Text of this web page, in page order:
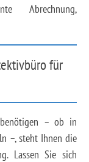
Abrechnung,
für
– ob in
–, steht Ihnen die
Lassen Sie sich